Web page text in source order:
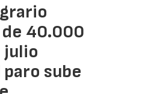
40.000
julio
sube